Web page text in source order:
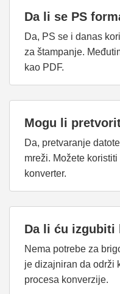
Da li se PS
Da, PS se i danas
za štampanje.
kao PDF.
Mogu li
Da, pretvaranje
mreži. Možete
konverter.
Da li ću izgubiti
Nema potrebe za
je dizajniran da održi
procesa konverzije.